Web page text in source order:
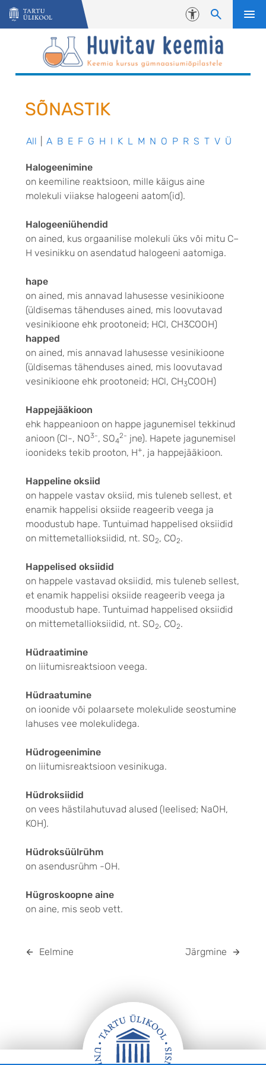
Liigu edasi põhisisu juurde
Juurdepääsetavus
SÕNASTIK
All A B E F G H I K L M N O P R S T V Ü
Halogeenimine
on keemiline reaktsioon, mille käigus aine
molekuli viiakse halogeeni aatom(id).
Halogeeniühendid
on ained, kus orgaanilise molekuli üks või mitu C–
H vesinikku on asendatud halogeeni aatomiga.
hape
on ained, mis annavad lahusesse vesinikioone
(üldisemas tähenduses ained, mis loovutavad
vesinikioone ehk prootoneid; HCl, CH3COOH)
happed
on ained, mis annavad lahusesse vesinikioone
(üldisemas tähenduses ained, mis loovutavad
vesinikioone ehk prootoneid; HCl, CH3COOH)
Happejääkioon
ehk happeanioon on happe jagunemisel tekkinud
anioon (Cl-, NO3-, SO4
2- jne). Hapete jagunemisel
ioonideks tekib prooton, H+, ja happejääkioon.
Happeline oksiid
on happele vastav oksiid, mis tuleneb sellest, et
enamik happelisi oksiide reageerib veega ja
moodustub hape. Tuntuimad happelised oksiidid
on mittemetallioksiidid, nt. SO2, CO2.
Happelised oksiidid
on happele vastavad oksiidid, mis tuleneb sellest,
et enamik happelisi oksiide reageerib veega ja
moodustub hape. Tuntuimad happelised oksiidid
on mittemetallioksiidid, nt. SO2, CO2.
Hüdraatimine
on liitumisreaktsioon veega.
Hüdraatumine
on ioonide või polaarsete molekulide seostumine
lahuses vee molekulidega.
Hüdrogeenimine
on liitumisreaktsioon vesinikuga.
Hüdroksiidid
on vees hästilahutuvad alused (leelised; NaOH,
KOH).
Hüdroksüülrühm
on asendusrühm -OH.
Hügroskoopne aine
on aine, mis seob vett.
Eelmine Järgmine